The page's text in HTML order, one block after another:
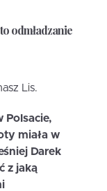
odmładzanie
Lis.
Polsacie,
miała w
Darek
z jaką